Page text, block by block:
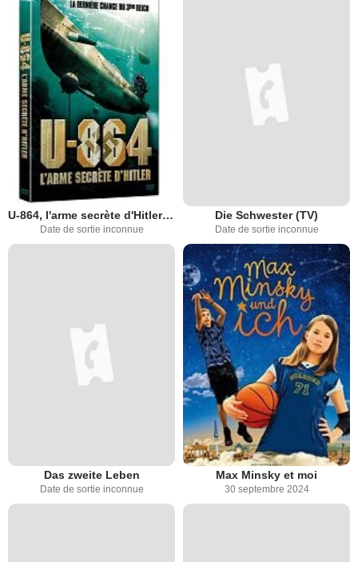
U-864, l'arme secrète d'Hitler (Idylle en eaux troubles)
Date de sortie inconnue
Die Schwester (TV)
Date de sortie inconnue
Das zweite Leben
Date de sortie inconnue
Max Minsky et moi
30 septembre 2024